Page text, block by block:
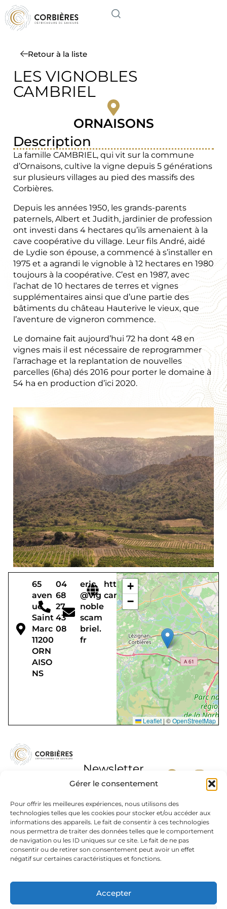
Gérer le consentement
Pour offrir les meilleures expériences, nous utilisons des
technologies telles que les cookies pour stocker et/ou accéder aux
informations des appareils. Le fait de consentir à ces technologies
nous permettra de traiter des données telles que le comportement
de navigation ou les ID uniques sur ce site. Le fait de ne pas
consentir ou de retirer son consentement peut avoir un effet
négatif sur certaines caractéristiques et fonctions.
Accepter
Retour à la liste
LES VIGNOBLES
CAMBRIEL
ORNAISONS
Description
La famille CAMBRIEL, qui vit sur la commune
d’Ornaisons, cultive la vigne depuis 5 générations
sur plusieurs villages au pied des massifs des
Corbières.
Depuis les années 1950, les grands-parents
paternels, Albert et Judith, jardinier de profession
ont investi dans 4 hectares qu’ils amenaient à la
cave coopérative du village. Leur fils André, aidé
de Lydie son épouse, a commencé à s’installer en
1975 et a agrandi le vignoble à 12 hectares en 1980
toujours à la coopérative. C’est en 1987, avec
l’achat de 10 hectares de terres et vignes
supplémentaires ainsi que d’une partie des
bâtiments du château Hauterive le vieux, que
l’aventure de vigneron commence.
Le domaine fait aujourd’hui 72 ha dont 48 en
vignes mais il est nécessaire de reprogrammer
l’arrachage et la replantation de nouvelles
parcelles (6ha) dés 2016 pour porter le domaine à
54 ha en production d’ici 2020.
65
aven
ue
Saint
Marc
11200
ORN
AISO
NS
04
68
27
43
08
eric
@vig
noble
scam
briel.
fr
http://www.vignobles-
cambriel.com
+
−
Leaflet | ©OpenStreetMap
Newsletter
J'accepte la
politique de
confidentialité
Mentions légales|Protection des données| Résonance